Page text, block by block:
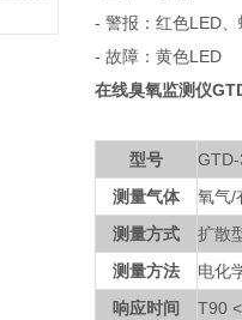
- 警报：红色LED
- 故障：黄色LED
在线臭氧监测仪
型号
测量气体
氧气/
测量方式
扩散
测量方法
电化
响应时间
T90